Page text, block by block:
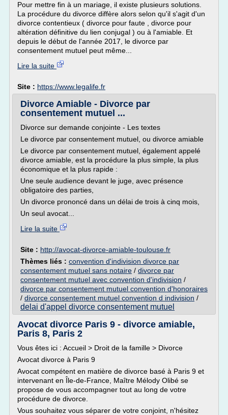
Pour mettre fin à un mariage, il existe plusieurs solutions.
La procédure du divorce diffère alors selon qu'il s'agit d'un
divorce contentieux ( divorce pour faute , divorce pour
altération définitive du lien conjugal ) ou à l'amiable. Et
depuis le début de l'année 2017, le divorce par
consentement mutuel peut même...
Lire la suite
Site : https://www.legalife.fr
Divorce Amiable - Divorce par
consentement mutuel ...
Divorce sur demande conjointe - Les textes
Le divorce par consentement mutuel, ou divorce amiable
Le divorce par consentement mutuel, également appelé
divorce amiable, est la procédure la plus simple, la plus
économique et la plus rapide :
Une seule audience devant le juge, avec présence
obligatoire des parties,
Un divorce prononcé dans un délai de trois à cinq mois,
Un seul avocat...
Lire la suite
Site : http://avocat-divorce-amiable-toulouse.fr
Thèmes liés : convention d'indivision divorce par
consentement mutuel sans notaire / divorce par
consentement mutuel avec convention d'indivision /
divorce par consentement mutuel convention d'honoraires
/ divorce consentement mutuel convention d indivision /
delai d'appel divorce consentement mutuel
Avocat divorce Paris 9 - divorce amiable,
Paris 8, Paris 2
Vous êtes ici : Accueil > Droit de la famille > Divorce
Avocat divorce à Paris 9
Avocat compétent en matière de divorce basé à Paris 9 et
intervenant en Île-de-France, Maître Mélody Olibé se
propose de vous accompagner tout au long de votre
procédure de divorce.
Vous souhaitez vous séparer de votre conjoint, n'hésitez